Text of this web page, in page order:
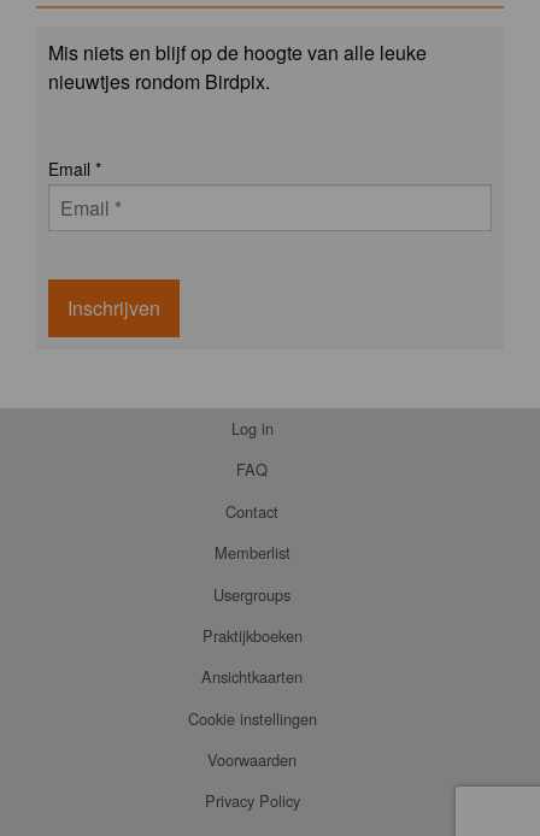
Mis niets en blijf op de hoogte van alle leuke
nieuwtjes rondom Birdpix.
Email *
Inschrijven
Log in
FAQ
Contact
Memberlist
Usergroups
Praktijkboeken
Ansichtkaarten
Cookie instellingen
Voorwaarden
Privacy Policy